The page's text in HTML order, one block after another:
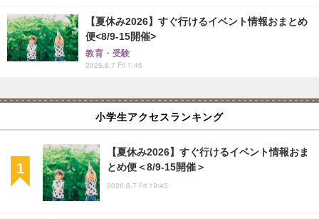
【夏休み2026】すぐ行けるイベント情報おまとめ
便<8/9-15開催>
教育・受験
2026.8.7 Fri 1:45
小学生アクセスランキング
【夏休み2026】すぐ行けるイベント情報おま
とめ便＜8/9-15開催＞
2026.8.7 Fri 19:45